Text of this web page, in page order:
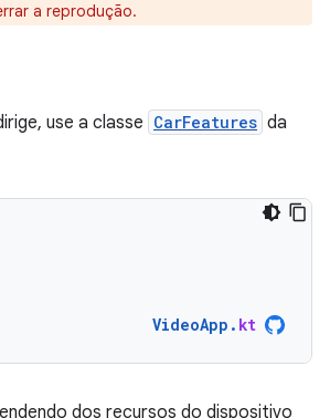
a reprodução.
use a classe CarFeatures da
VideoApp . kt
dos recursos do dispositivo